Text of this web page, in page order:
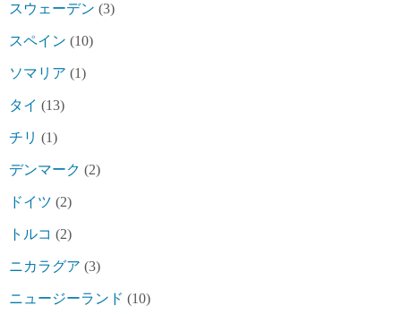
スウェーデン (3)
スペイン (10)
ソマリア (1)
タイ (13)
チリ (1)
デンマーク (2)
ドイツ (2)
トルコ (2)
ニカラグア (3)
ニュージーランド (10)